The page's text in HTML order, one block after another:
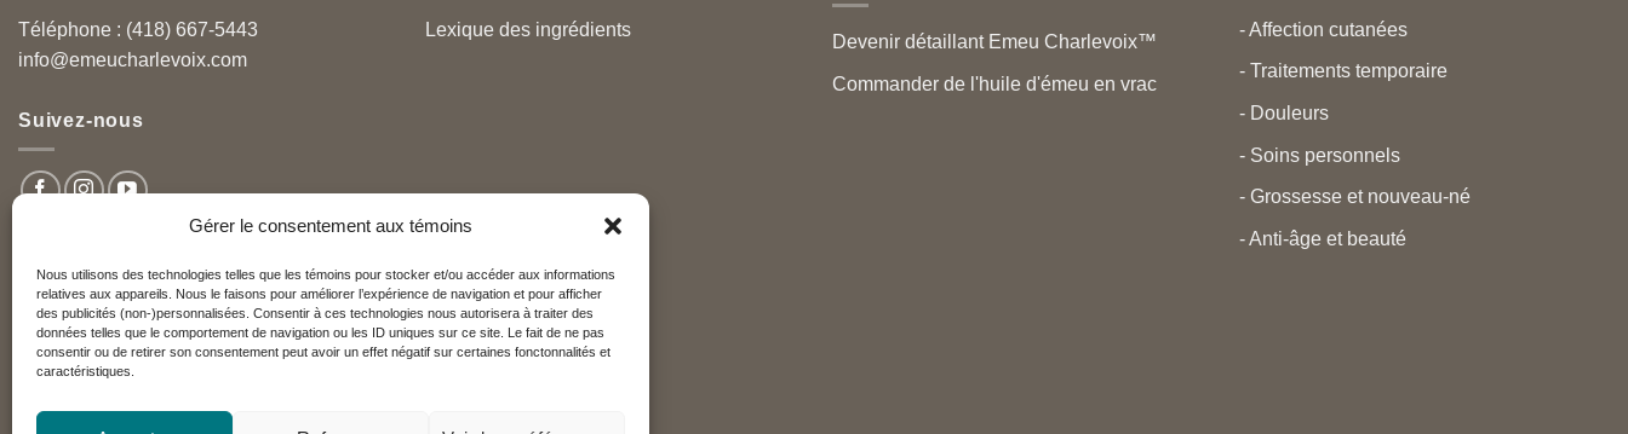
Gérer le consentement aux témoins
Nous utilisons des technologies telles que les témoins pour stocker et/ou accéder aux informations
relatives aux appareils. Nous le faisons pour améliorer l’expérience de navigation et pour afficher
des publicités (non-)personnalisées. Consentir à ces technologies nous autorisera à traiter des
données telles que le comportement de navigation ou les ID uniques sur ce site. Le fait de ne pas
consentir ou de retirer son consentement peut avoir un effet négatif sur certaines fonctonnalités et
caractéristiques.
Téléphone : (418) 667-5443
info@emeucharlevoix.com
Suivez-nous
Lexique des ingrédients
Devenir détaillant Emeu Charlevoix™
Commander de l'huile d'émeu en vrac
- Affection cutanées
- Traitements temporaire
- Douleurs
- Soins personnels
- Grossesse et nouveau-né
- Anti-âge et beauté
Nos partenaires